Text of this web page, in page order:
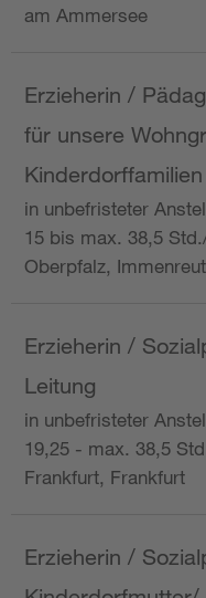
am Ammersee
Erzieherin /
für unsere
in unbefristeter
15 bis max. 38,5
Oberpfalz,
Erzieherin /
Leitung
in unbefristeter
19,25 - max. 38,5
Frankfurt, Frankfurt
Erzieherin /